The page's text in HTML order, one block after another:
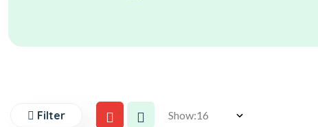
Filter Show: